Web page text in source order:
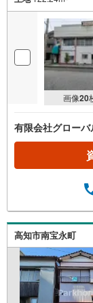
画像20
有限会社グロー
高知市南宝永町